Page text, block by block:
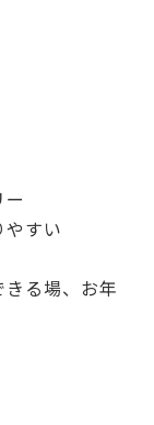
やすい
る場、お年